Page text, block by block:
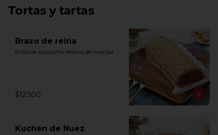
Tortas y tartas
Brazo de reina
Rollo de bizcocho relleno de manjar
$12.500
Kuchen de Nuez